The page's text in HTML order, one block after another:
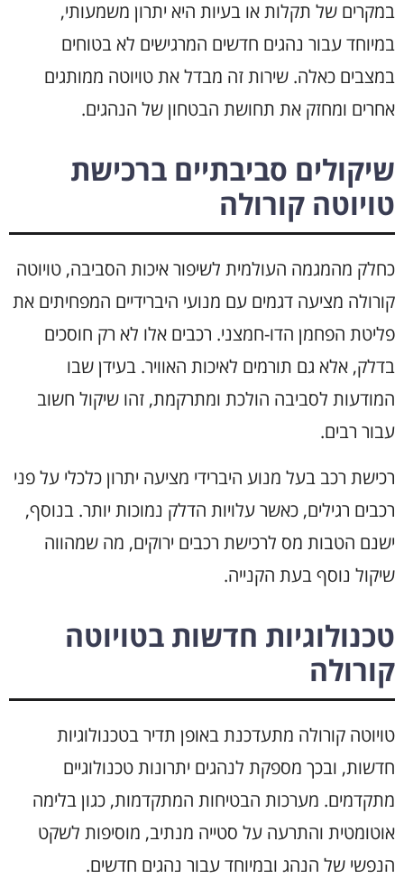
במקרים של תקלות או בעיות היא יתרון משמעותי,
במיוחד עבור נהגים חדשים המרגישים לא בטוחים
במצבים כאלה. שירות זה מבדל את טויוטה ממותגים
אחרים ומחזק את תחושת הבטחון של הנהגים.
שיקולים סביבתיים ברכישת
טויוטה קורולה
כחלק מהמגמה העולמית לשיפור איכות הסביבה, טויוטה
קורולה מציעה דגמים עם מנועי היברידיים המפחיתים את
פליטת הפחמן הדו-חמצני. רכבים אלו לא רק חוסכים
בדלק, אלא גם תורמים לאיכות האוויר. בעידן שבו
המודעות לסביבה הולכת ומתרקמת, זהו שיקול חשוב
עבור רבים.
רכישת רכב בעל מנוע היברידי מציעה יתרון כלכלי על פני
רכבים רגילים, כאשר עלויות הדלק נמוכות יותר. בנוסף,
ישנם הטבות מס לרכישת רכבים ירוקים, מה שמהווה
שיקול נוסף בעת הקנייה.
טכנולוגיות חדשות בטויוטה
קורולה
טויוטה קורולה מתעדכנת באופן תדיר בטכנולוגיות
חדשות, ובכך מספקת לנהגים יתרונות טכנולוגיים
מתקדמים. מערכות הבטיחות המתקדמות, כגון בלימה
אוטומטית והתרעה על סטייה מנתיב, מוסיפות לשקט
הנפשי של הנהג ובמיוחד עבור נהגים חדשים.